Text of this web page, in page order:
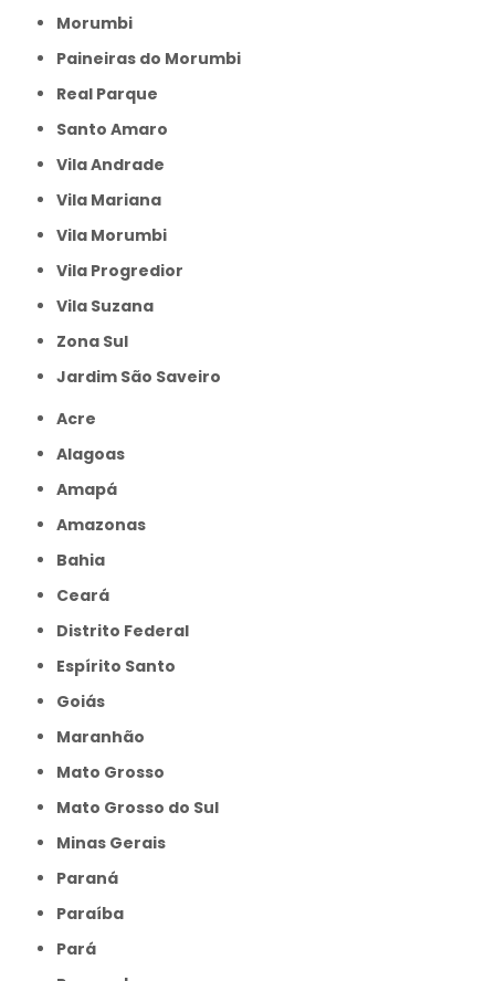
Morumbi
Paineiras do Morumbi
Real Parque
Santo Amaro
Vila Andrade
Vila Mariana
Vila Morumbi
Vila Progredior
Vila Suzana
Zona Sul
jardim São Saveiro
Acre
Alagoas
Amapá
Amazonas
Bahia
Ceará
Distrito Federal
Espírito Santo
Goiás
Maranhão
Mato Grosso
Mato Grosso do Sul
Minas Gerais
Paraná
Paraíba
Pará